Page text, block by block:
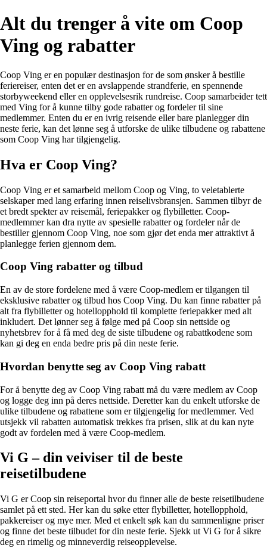
Alt du trenger å vite om Coop
Ving og rabatter
Coop Ving er en populær destinasjon for de som ønsker å bestille
feriereiser, enten det er en avslappende strandferie, en spennende
storbyweekend eller en opplevelsesrik rundreise. Coop samarbeider tett
med Ving for å kunne tilby gode rabatter og fordeler til sine
medlemmer. Enten du er en ivrig reisende eller bare planlegger din
neste ferie, kan det lønne seg å utforske de ulike tilbudene og rabattene
som Coop Ving har tilgjengelig.
Hva er Coop Ving?
Coop Ving er et samarbeid mellom Coop og Ving, to veletablerte
selskaper med lang erfaring innen reiselivsbransjen. Sammen tilbyr de
et bredt spekter av reisemål, feriepakker og flybilletter. Coop-
medlemmer kan dra nytte av spesielle rabatter og fordeler når de
bestiller gjennom Coop Ving, noe som gjør det enda mer attraktivt å
planlegge ferien gjennom dem.
Coop Ving rabatter og tilbud
En av de store fordelene med å være Coop-medlem er tilgangen til
eksklusive rabatter og tilbud hos Coop Ving. Du kan finne rabatter på
alt fra flybilletter og hotellopphold til komplette feriepakker med alt
inkludert. Det lønner seg å følge med på Coop sin nettside og
nyhetsbrev for å få med deg de siste tilbudene og rabattkodene som
kan gi deg en enda bedre pris på din neste ferie.
Hvordan benytte seg av Coop Ving rabatt
For å benytte deg av Coop Ving rabatt må du være medlem av Coop
og logge deg inn på deres nettside. Deretter kan du enkelt utforske de
ulike tilbudene og rabattene som er tilgjengelig for medlemmer. Ved
utsjekk vil rabatten automatisk trekkes fra prisen, slik at du kan nyte
godt av fordelen med å være Coop-medlem.
Vi G – din veiviser til de beste
reisetilbudene
Vi G er Coop sin reiseportal hvor du finner alle de beste reisetilbudene
samlet på ett sted. Her kan du søke etter flybilletter, hotellopphold,
pakkereiser og mye mer. Med et enkelt søk kan du sammenligne priser
og finne det beste tilbudet for din neste ferie. Sjekk ut Vi G for å sikre
deg en rimelig og minneverdig reiseopplevelse.